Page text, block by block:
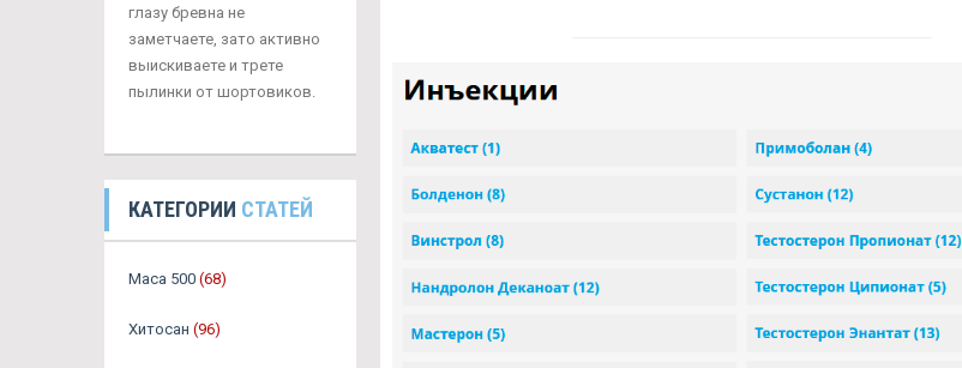
глазу бревна не
заметчаете, зато активно
выискиваете и трете
пылинки от шортовиков.
КАТЕГОРИИ СТАТЕЙ
Maca 500 (68)
Хитосан (96)